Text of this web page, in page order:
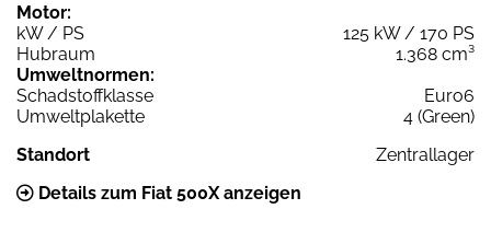
Motor:
kW / PS
125 kW / 170 PS
Hubraum
1.368 cm³
Umweltnormen:
Schadstoffklasse
Euro6
Umweltplakette
4 (Green)
Standort
Zentrallager
Details zum Fiat 500X anzeigen